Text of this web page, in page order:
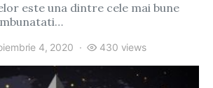
este una dintre cele mai bune
4, 2020 430 views